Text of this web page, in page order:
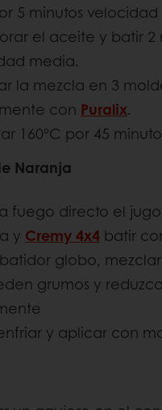
5 minutos
el aceite y batir 2
media.
la mezcla en 3
con Puralix.
160ºC por 45
Naranja
fuego directo el
y Cremy 4x4 batir
globo,
grumos y reduzca
y aplicar con